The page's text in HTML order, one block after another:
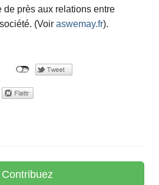
de près aux relations entre
(Voir aswemay.fr).
Contribuez